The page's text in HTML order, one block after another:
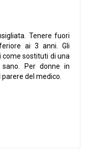
Tenere fuori
ai 3 anni. Gli
sostituti di una
Per donne in
del medico.